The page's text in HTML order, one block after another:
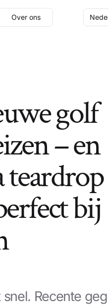
Over ons
golf
– en
bij
Recente